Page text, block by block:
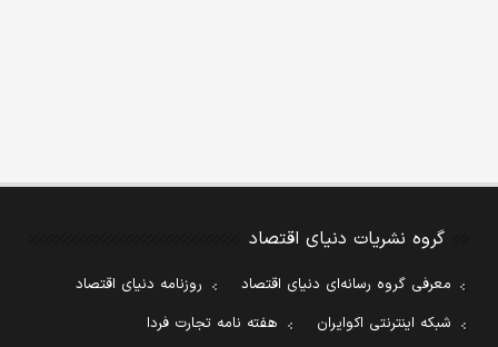
گروه نشریات دنیای اقتصاد
معرفی گروه رسانه‌ای دنیای اقتصاد
روزنامه دنیای اقتصاد
شبکه اینترنتی اکوایران
هفته نامه تجارت فردا